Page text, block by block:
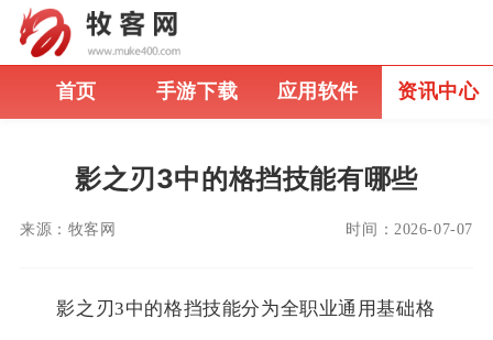
首页 手游下载 应用软件 资讯中心
影之刃3中的格挡技能有哪些
来源： 牧客网 时间： 2026-07-07
影之刃3中的格挡技能分为全职业通用基础格